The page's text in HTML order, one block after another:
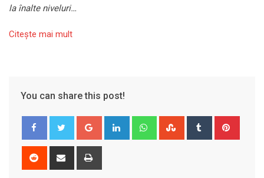
la înalte niveluri…
Citeşte mai mult
You can share this post!
Google+ LinkedIn WhatsappStumbleUpon
Tumblr
Reddit
Share